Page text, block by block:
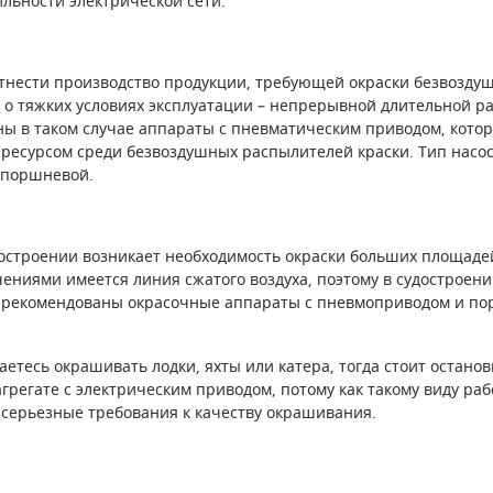
производство продукции, требующей окраски
тяжких условиях эксплуатации – непрерывной длительной
в таком случае аппараты с пневматическим приводом,
среди безвоздушных распылителей краски. Тип
возникает необходимость окраски больших
имеется линия сжатого воздуха, поэтому в
окрасочные аппараты с пневмоприводом и
окрашивать лодки, яхты или катера, тогда стоит
с электрическим приводом, потому как такому виду
требования к качеству окрашивания.